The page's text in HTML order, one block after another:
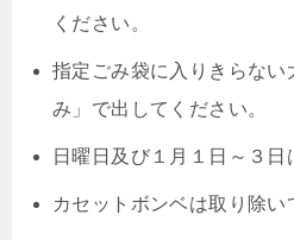
ください。
指定ごみ袋に入りきらな
み」で出してください。
日曜日及び１月１日～３日
カセットボンベは取り除い